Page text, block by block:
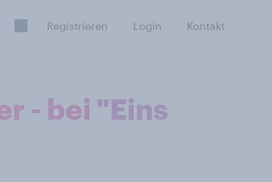
Registrieren Login Kontakt
- bei "Eins